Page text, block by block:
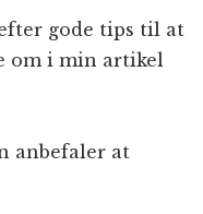
gode tips til at
om i min artikel
anbefaler at